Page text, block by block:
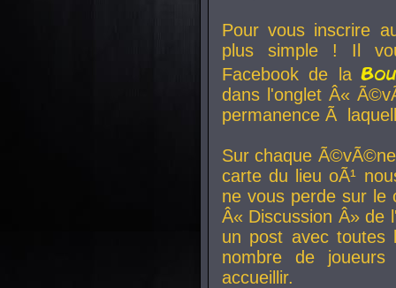
Pour vous inscrire
plus simple ! Il
Facebook de la
dans l'onglet Â«
permanence Ã
Sur chaque
carte du lieu oÃ¹
ne vous perde sur le
Â« Discussion Â» de
un post avec toutes
nombre de
accueillir.